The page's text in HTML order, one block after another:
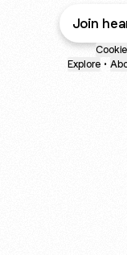
Join
Explore •